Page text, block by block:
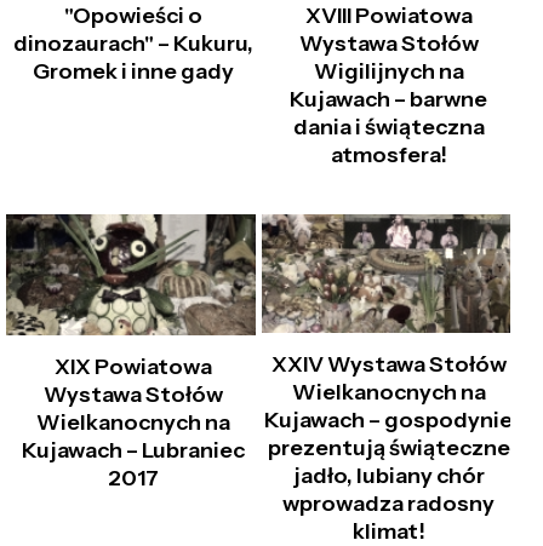
"Opowieści o
dinozaurach" – Kukuru,
Gromek i inne gady
XVIII Powiatowa
Wystawa Stołów
Wigilijnych na
Kujawach – barwne
dania i świąteczna
atmosfera!
XIX Powiatowa
Wystawa Stołów
Wielkanocnych na
Kujawach – Lubraniec
2017
XXIV Wystawa Stołów
Wielkanocnych na
Kujawach – gospodynie
prezentują świąteczne
jadło, lubiany chór
wprowadza radosny
klimat!